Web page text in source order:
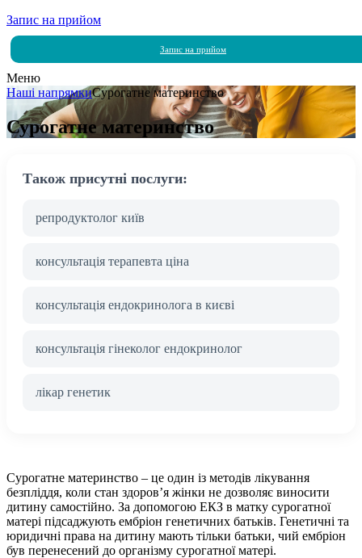
Запис на прийом
Запис на прийом
Меню
Наші напрямкиСурогатне материнство
Сурогатне материнство
Також присутні послуги:
репродуктолог київ
консультація терапевта ціна
консультація ендокринолога в києві
консультація гінеколог ендокринолог
лікар генетик
Сурогатне материнство – це один із методів лікування
безпліддя, коли стан здоров’я жінки не дозволяє виносити
дитину самостійно. За допомогою ЕКЗ в матку сурогатної
матері підсаджують ембріон генетичних батьків. Генетичні та
юридичні права на дитину мають тільки батьки, чий ембріон
був перенесений до організму сурогатної матері.